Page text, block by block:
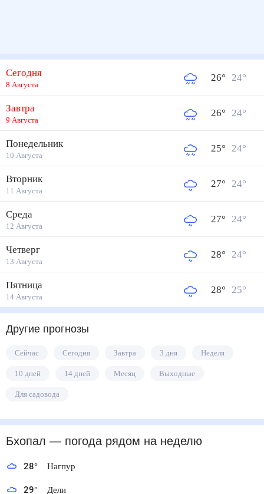
Сегодня
8 Августа
26° 24°
Завтра
9 Августа
26° 24°
Понедельник
10 Августа
25° 24°
Вторник
11 Августа
27° 24°
Среда
12 Августа
27° 24°
Четверг
13 Августа
28° 24°
Пятница
14 Августа
28° 25°
Другие прогнозы
Сейчас Сегодня Завтра 3 дня Неделя
10 дней 14 дней Месяц Выходные
Для садовода
Бхопал — погода рядомна неделю
28° Нагпур
29° Дели